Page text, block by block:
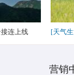
连上线 [天气
营销